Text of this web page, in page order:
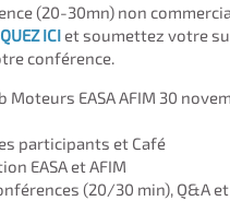
(20-30mn) non
ICIet soumettez votre
conférence.
Moteurs EASA AFIM 30
participants et Café
EASA et AFIM
(20/30 min), Q&A